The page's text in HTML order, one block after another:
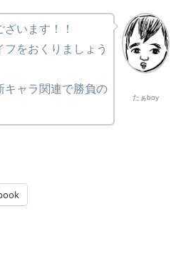
たぁboy
います！！
をおくりましょう
キャラ関連で勝負の